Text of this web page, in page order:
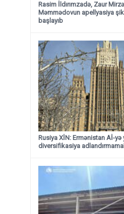
Rasim İldırımzadə, Zaur
Məmmədovun apellyasiya
başlayıb
Rusiya XİN: Ermənistan Aİ-yə
diversifikasiya